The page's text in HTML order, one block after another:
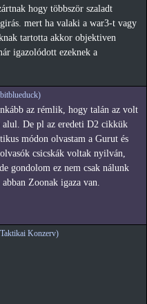
hogy többször szaladt
mert ha valaki a war3-t vagy
tartotta akkor objektiven
igazolódott ezeknek a
az rémlik, hogy talán az volt
De pl az eredeti D2 cikkük
módon olvastam a Gurut és
csicskák voltak nyilván,
gondolom ez nem csak nálunk
Zoonak igaza van.
Konzerv)